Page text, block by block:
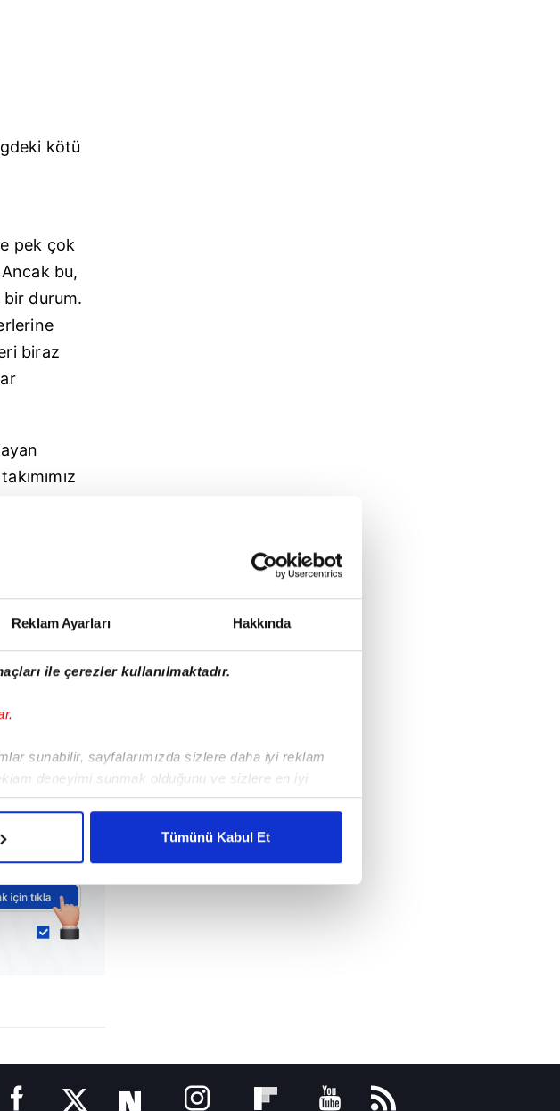
Reklam Ayarları Hakkında
ile çerezler kullanılmaktadır.
sunabilir, sayfalarımızda sizlere daha iyi reklam
deneyimi sunmak olduğunu ve sizlere en iyi
noktada, reklamların maliyetlerimizi karşılamak
hedefli reklamlar gösterilmeyecektir."
ve üçüncü kişilere ait çerezler kullanılmaktadır. Bu
çerezler bilgi toplumu hizmetlerinin sunulması
ve kişiselleştirilmesi ve sizlere yönelik
Metnimizi okumak ve sitemizde ilgili
tıklayınız.
Tümünü Kabul Et
ligdeki kötü
pek çok
bu,
bir durum.
biraz
çabuk
bir
abel, "eğer
Kaygılı